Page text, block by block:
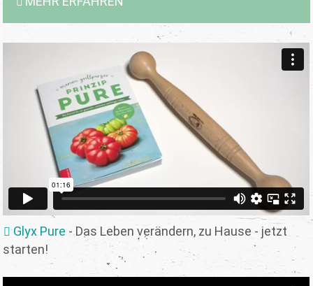
Glyx Pure - Das Leben verändern, zu Hause - jetzt
starten!